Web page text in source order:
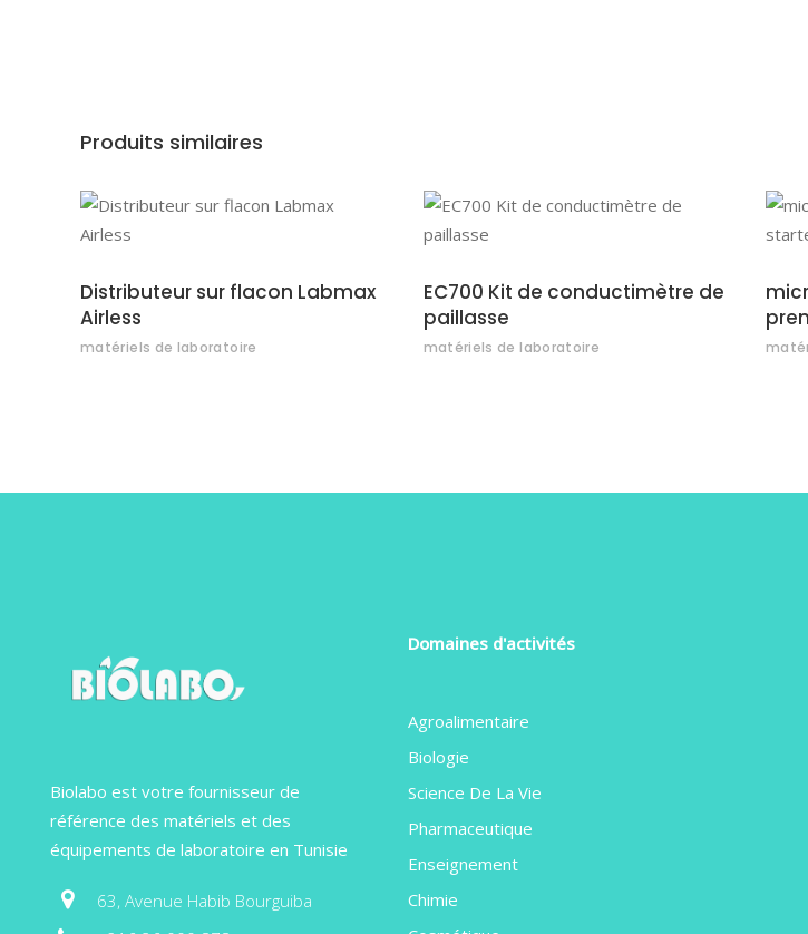
Produits similaires
Distributeur sur flacon Labmax
Airless
matériels de laboratoire
EC700 Kit de conductimètre de
paillasse
matériels de laboratoire
Biolabo est votre fournisseur de
référence des matériels et des
équipements de laboratoire en Tunisie
63, Avenue Habib Bourguiba
Domaines d'activités
Agroalimentaire
Biologie
Science De La Vie
Pharmaceutique
Enseignement
Chimie